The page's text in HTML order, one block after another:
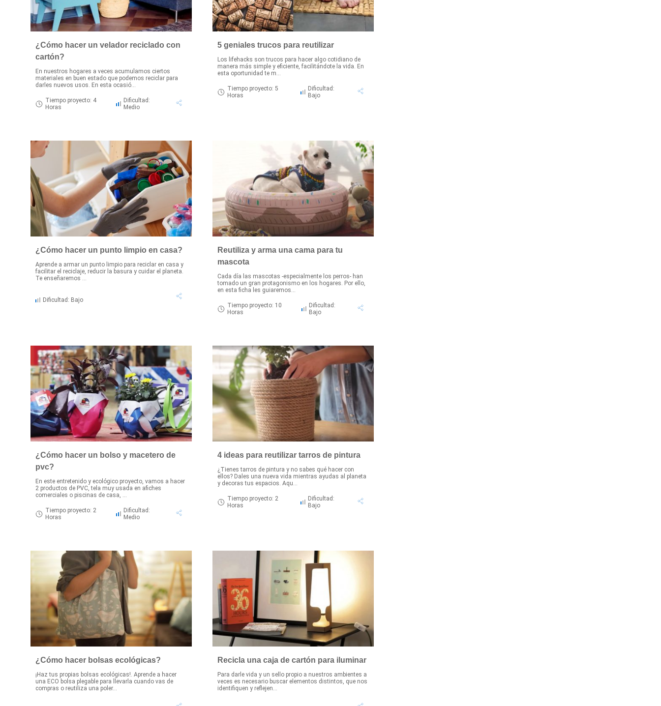
¿Cómo hacer un velador reciclado con
cartón?
En nuestros hogares a veces acumulamos ciertos
materiales en buen estado que podemos reciclar para
darles nuevos usos. En esta ocasió...
Tiempo proyecto: 4
Horas
Dificultad:
Medio
5 geniales trucos para reutilizar
Los lifehacks son trucos para hacer algo cotidiano de
manera más simple y eficiente, facilitándote la vida. En
esta oportunidad te m...
Tiempo proyecto: 5
Horas
Dificultad:
Bajo
¿Cómo hacer un punto limpio en casa?
Aprende a armar un punto limpio para reciclar en casa y
facilitar el reciclaje, reducir la basura y cuidar el planeta.
Te enseñaremos ...
Dificultad: Bajo
Reutiliza y arma una cama para tu
mascota
Cada día las mascotas -especialmente los perros- han
tomado un gran protagonismo en los hogares. Por ello,
en esta ficha les guiaremos...
Tiempo proyecto: 10
Horas
Dificultad:
Bajo
¿Cómo hacer un bolso y macetero de
pvc?
En este entretenido y ecológico proyecto, vamos a hacer
2 productos de PVC, tela muy usada en afiches
comerciales o piscinas de casa, ...
Tiempo proyecto: 2
Horas
Dificultad:
Medio
4 ideas para reutilizar tarros de pintura
¿Tienes tarros de pintura y no sabes qué hacer con
ellos? Dales una nueva vida mientras ayudas al planeta
y decoras tus espacios. Aqu...
Tiempo proyecto: 2
Horas
Dificultad:
Bajo
¿Cómo hacer bolsas ecológicas?
¡Haz tus propias bolsas ecológicas!. Aprende a hacer
una ECO bolsa plegable para llevarla cuando vas de
compras o reutiliza una poler...
Recicla una caja de cartón para iluminar
Para darle vida y un sello propio a nuestros ambientes a
veces es necesario buscar elementos distintos, que nos
identifiquen y reflejen...